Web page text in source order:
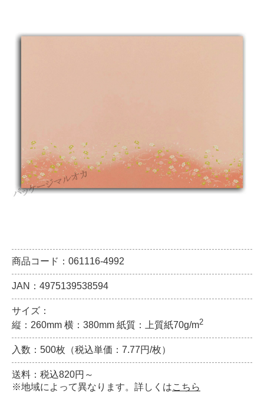
商品コード：061116-4992
JAN：4975139538594
サイズ：
縦：260mm 横：380mm 紙質：上質紙70g/m2
入数：500枚（税込単価：7.77円/枚）
送料：税込820円～
※地域によって異なります。詳しくはこちら